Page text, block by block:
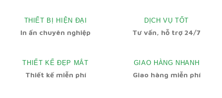
THIẾT BỊ HIỆN ĐẠI
In ấn chuyên nghiệp
DỊCH VỤ TỐT
Tư vấn, hỗ trợ 24/7
THIẾT KẾ ĐẸP MẮT
Thiết kế miễn phí
GIAO HÀNG NHANH
Giao hàng miễn phí